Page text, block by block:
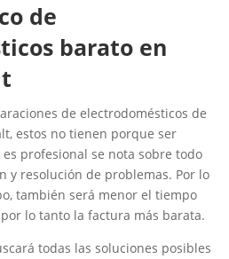
de
barato en
de electrodomésticos de
estos no tienen porque ser
profesional se nota sobre todo
y resolución de problemas. Por lo
también será menor el tiempo
lo tanto la factura más barata.
todas las soluciones posibles